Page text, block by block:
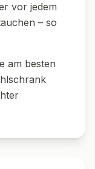
vor jedem
– so
am besten